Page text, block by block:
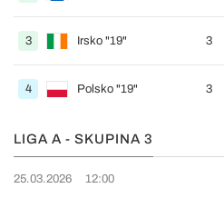
3 Irsko "19" 3
4 Polsko "19" 3
LIGA A - SKUPINA 3
25.03.2026 12:00